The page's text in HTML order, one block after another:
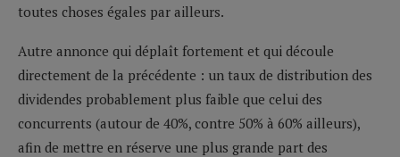
toutes choses égales par ailleurs.
Autre annonce qui déplaît fortement et qui découle
directement de la précédente : un taux de distribution des
dividendes probablement plus faible que celui des
concurrents (autour de 40%, contre 50% à 60% ailleurs),
afin de mettre en réserve une plus grande part des